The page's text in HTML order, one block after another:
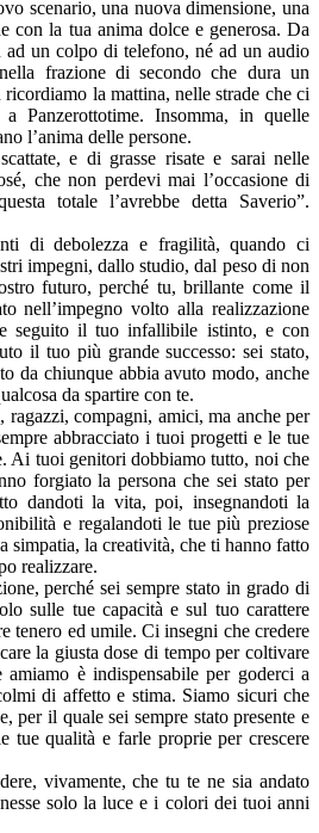
scenario, una nuova dimensione, una
con la tua anima dolce e generosa. Da
un colpo di telefono, né ad un audio
frazione di secondo che dura un
la mattina, nelle strade che ci
Panzerottotime. Insomma, in quelle
l’anima delle persone.
e di grasse risate e sarai nelle
che non perdevi mai l’occasione di
totale l’avrebbe detta Saverio”.
di debolezza e fragilità, quando ci
impegni, dallo studio, dal peso di non
futuro, perché tu, brillante come il
nell’impegno volto alla realizzazione
seguito il tuo infallibile istinto, e con
il tuo più grande successo: sei stato,
da chiunque abbia avuto modo, anche
da spartire con te.
ragazzi, compagni, amici, ma anche per
abbracciato i tuoi progetti e le tue
Ai tuoi genitori dobbiamo tutto, noi che
forgiato la persona che sei stato per
dandoti la vita, poi, insegnandoti la
e regalandoti le tue più preziose
simpatia, la creatività, che ti hanno fatto
realizzare.
perché sei sempre stato in grado di
sulle tue capacità e sul tuo carattere
tenero ed umile. Ci insegni che credere
la giusta dose di tempo per coltivare
è indispensabile per goderci a
di affetto e stima. Siamo sicuri che
per il quale sei sempre stato presente e
tue qualità e farle proprie per crescere
vivamente, che tu te ne sia andato
solo la luce e i colori dei tuoi anni